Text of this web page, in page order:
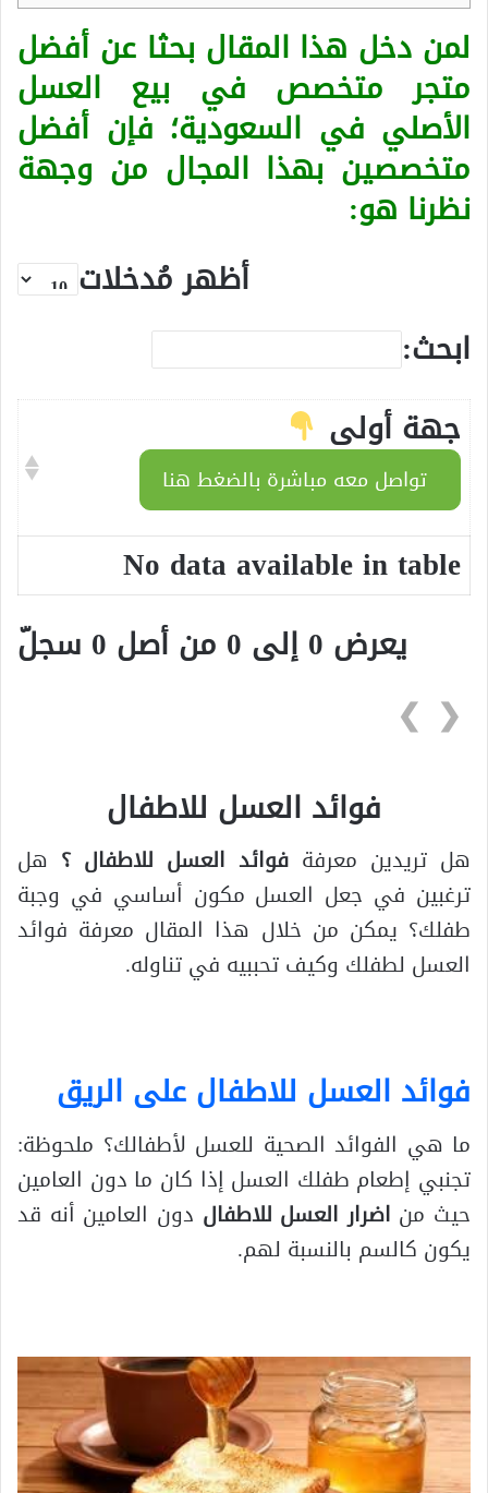
لمن دخل هذا المقال بحثا عن أفضل
متجر متخصص في بيع العسل
الأصلي في السعودية؛ فإن أفضل
متخصصين بهذا المجال من وجهة
نظرنا هو:
أظهر مُدخلات
ابحث:
جهة أولى
تواصل معه مباشرة بالضغط هنا
No data available in table
يعرض 0 إلى 0 من أصل 0 سجلّ
❮
❯
فوائد العسل للاطفال
هل تريدين معرفة فوائد العسل للاطفال ؟ هل
ترغبين في جعل العسل مكون أساسي في وجبة
طفلك؟ يمكن من خلال هذا المقال معرفة فوائد
العسل لطفلك وكيف تحببيه في تناوله.
فوائد العسل للاطفال على الريق
ما هي الفوائد الصحية للعسل لأطفالك؟ ملحوظة:
تجنبي إطعام طفلك العسل إذا كان ما دون العامين
حيث من اضرار العسل للاطفال دون العامين أنه قد
يكون كالسم بالنسبة لهم.